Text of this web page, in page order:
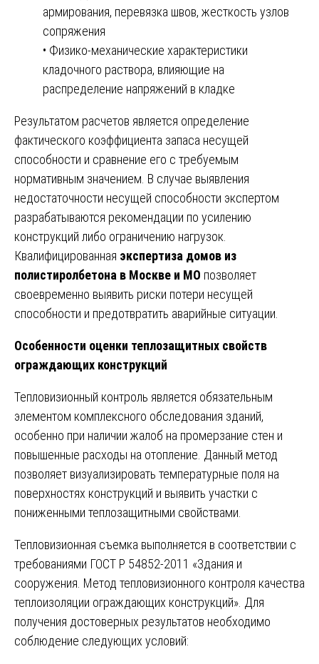
армирования, перевязка швов, жесткость узлов
сопряжения
• Физико-механические характеристики
кладочного раствора, влияющие на
распределение напряжений в кладке
Результатом расчетов является определение
фактического коэффициента запаса несущей
способности и сравнение его с требуемым
нормативным значением. В случае выявления
недостаточности несущей способности экспертом
разрабатываются рекомендации по усилению
конструкций либо ограничению нагрузок.
Квалифицированная экспертиза домов из
полистиролбетона в Москве и МО позволяет
своевременно выявить риски потери несущей
способности и предотвратить аварийные ситуации.
Особенности оценки теплозащитных свойств
ограждающих конструкций
Тепловизионный контроль является обязательным
элементом комплексного обследования зданий,
особенно при наличии жалоб на промерзание стен и
повышенные расходы на отопление. Данный метод
позволяет визуализировать температурные поля на
поверхностях конструкций и выявить участки с
пониженными теплозащитными свойствами.
Тепловизионная съемка выполняется в соответствии с
требованиями ГОСТ Р 54852-2011 «Здания и
сооружения. Метод тепловизионного контроля качества
теплоизоляции ограждающих конструкций». Для
получения достоверных результатов необходимо
соблюдение следующих условий: